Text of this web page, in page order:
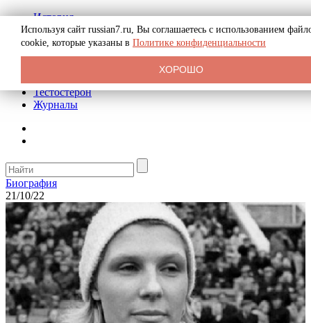
История
Биография
Криминал
Реклама на сайте
Тестостерон
Журналы
Биография
21/10/22
Используя сайт russian7.ru, Вы соглашаетесь с использованием
cookie, которые указаны в Политике конфиденциальности
ХОРОШО